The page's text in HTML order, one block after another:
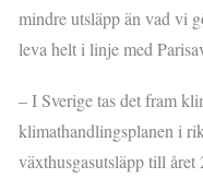
mindre utsläpp än vad vi
leva helt i linje med
– I Sverige tas det fram
klimathandlingsplanen i
växthusgasutsläpp till